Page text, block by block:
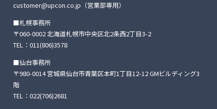
customer@upcon.co.jp （営業部専用）
■札幌事務所
〒060-0002 北海道札幌市中央区北2条西2丁目3-2
TEL： 011(806)3578
■仙台事務所
〒980-0014 宮城県仙台市青葉区本町1丁目12-12GMビルディング3
階
TEL： 022(706)2681